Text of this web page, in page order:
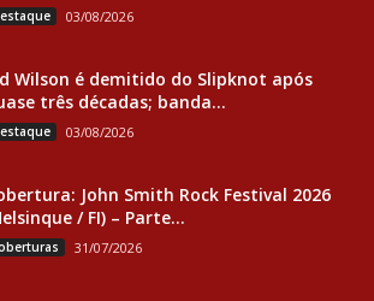
03/08/2026
Wilson é demitido do Slipknot após
três décadas; banda...
03/08/2026
John Smith Rock Festival 2026
/ FI) – Parte...
31/07/2026